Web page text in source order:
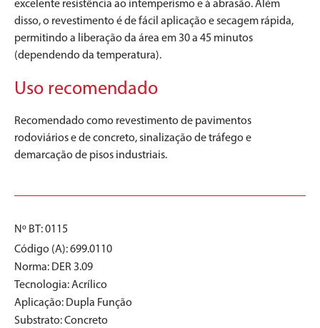
excelente resistência ao intemperismo e à abrasão. Além
disso, o revestimento é de fácil aplicação e secagem rápida,
permitindo a liberação da área em 30 a 45 minutos
(dependendo da temperatura).
Uso recomendado
Recomendado como revestimento de pavimentos
rodoviários e de concreto, sinalização de tráfego e
demarcação de pisos industriais.
Nº BT: 0115
Código (A): 699.0110
Norma: DER 3.09
Tecnologia:Acrílico
Aplicação: Dupla Função
Substrato:Concreto